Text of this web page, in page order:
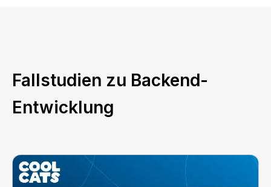
Fallstudien zu Backend-
Entwicklung